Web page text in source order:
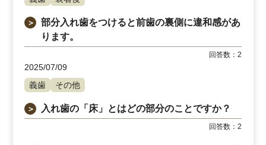
＞
部分入れ歯をつけると前歯の裏側に違和感があ
ります。
回答数：2
2025/07/09
義歯
その他
＞ 入れ歯の「床」とはどの部分のことですか？
回答数：2